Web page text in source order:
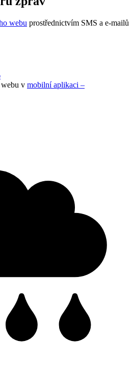
webu prostřednictvím SMS a e-mailů
webu v mobilní aplikaci –